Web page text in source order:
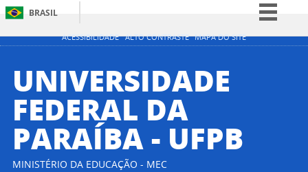
ACESSIBILIDADE ALTO CONTRASTE MAPA DO SITE
BRASIL
Simplifique!
Participe
Acesso à informação
Canais
UNIVERSIDADE
FEDERAL DA
PARAÍBA - UFPB
MINISTÉRIO DA EDUCAÇÃO - MEC